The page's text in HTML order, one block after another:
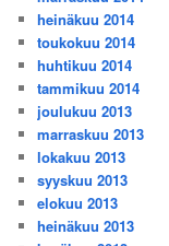
heinäkuu 2014
toukokuu 2014
huhtikuu 2014
tammikuu 2014
joulukuu 2013
marraskuu 2013
lokakuu 2013
syyskuu 2013
elokuu 2013
heinäkuu 2013